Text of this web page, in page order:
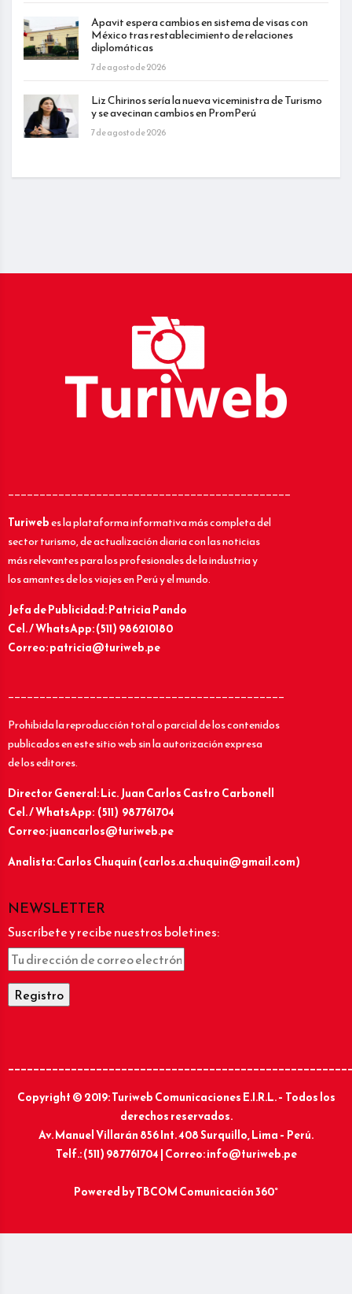
Apavit espera cambios en sistema de visas con
México tras restablecimiento de relaciones
diplomáticas
7 de agosto de 2026
Liz Chirinos sería la nueva viceministra de Turismo
y se avecinan cambios en PromPerú
7 de agosto de 2026
_____________________________________________
Turiwebes la plataforma informativa más completa del
sector turismo, de actualización diaria con las noticias
más relevantes para los profesionales de la industria y
los amantes de los viajes en Perú y el mundo.
Jefa de Publicidad: Patricia Pando
Cel. / WhatsApp: (511) 986210180
Correo: patricia@turiweb.pe
____________________________________________
Prohibida la reproducción total o parcial de los contenidos
publicados en este sitio web sin la autorización expresa
de los editores.
Director General: Lic.Juan Carlos Castro Carbonell
Cel. / WhatsApp: (511) 987761704
Correo: juancarlos@turiweb.pe
Analista: Carlos Chuquín (carlos.a.chuquin@gmail.com)
NEWSLETTER
Suscríbete y recibe nuestros boletines:
Copyright © 2019: Turiweb Comunicaciones E.I.R.L. – Todos los
derechos reservados.
Av. Manuel Villarán 856 Int. 408 Surquillo, Lima – Perú.
Telf.: (511) 987761704 | Correo: info@turiweb.pe
Powered byTBCOM Comunicación 360°